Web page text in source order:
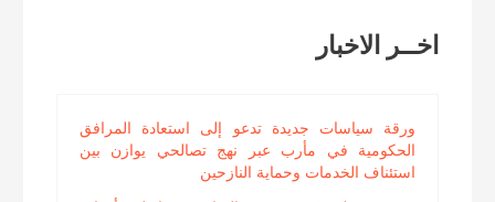
اخــر الاخبار
ورقة سياسات جديدة تدعو إلى استعادة المرافق
الحكومية في مأرب عبر نهج تصالحي يوازن بين
استئناف الخدمات وحماية النازحين